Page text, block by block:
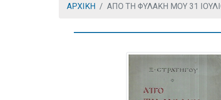
ΑΡΧΙΚΗ ΑΠΟ ΤΗ ΦΥΛΑΚΗ ΜΟΥ 31